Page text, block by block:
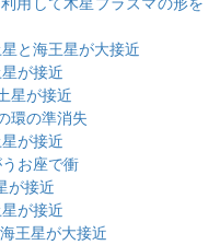
と海王星が大接近
が接近
星が接近
環の準消失
が接近
お座で衝
が接近
が接近
王星が大接近